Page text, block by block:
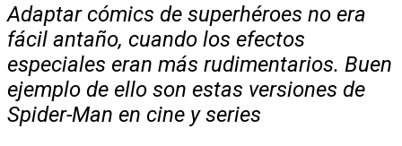
Adaptar cómics de superhéroes no era
fácil antaño, cuando los efectos
especiales eran más rudimentarios. Buen
ejemplo de ello son estas versiones de
Spider-Man en cine y series